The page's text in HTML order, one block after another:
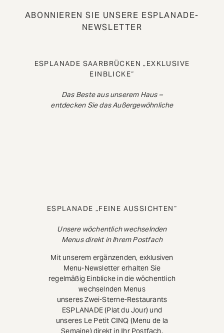
ABONNIEREN SIE UNSERE ESPLANADE-
NEWSLETTER
ESPLANADE SAARBRÜCKEN „EXKLUSIVE
EINBLICKE“
Das Beste aus unserem Haus –
entdecken Sie das Außergewöhnliche
ESPLANADE „FEINE AUSSICHTEN“
Unsere wöchentlich wechselnden
Menus direkt in Ihrem Postfach
Mit unserem ergänzenden, exklusiven
Menu-Newsletter erhalten Sie
regelmäßig Einblicke in die wöchentlich
wechselnden Menus
unseres Zwei-Sterne-Restaurants
ESPLANADE (Plat du Jour) und
unseres Le Petit CINQ (Menu de la
Semaine) direkt in Ihr Postfach.